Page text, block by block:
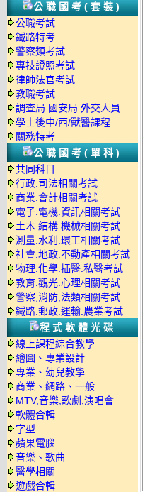
公職國考(套裝)
公職考試
鐵路特考
警察類考試
專技證照考試
律師法官考試
教職考試
調查局.國安局.外交人員
學士後中/西/獸醫課程
關務特考
公職國考(單科)
共同科目
行政.司法相關考試
商業.會計相關考試
電子.電機.資訊相關考試
土木.結構.機械相關考試
測量.水利.環工相關考試
社會.地政.不動產相關考試
物理.化學.插醫.私醫考試
教育.觀光.心理相關考試
警察,消防,法類相關考試
鐵路.郵政.運輸.農業考試
程式軟體光碟
線上課程綜合教學
繪圖、專業設計
專業、幼兒教學
商業、網路、一般
MTV,音樂,歌劇,演唱會
軟體合輯
字型
蘋果電腦
音樂、歌曲
醫學相關
遊戲合輯